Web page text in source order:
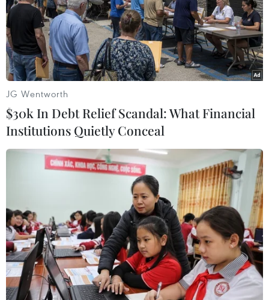
Triển khai toàn diện chính
sách đối với người Việt Nam
ở nước ngoài
Theo dõi VietnamPlus
Sau hơn 3 năm thực hiện Chỉ thị 45-CT/TW, công
tác người Việt Nam ở nước ngoài cần tiếp tục
được triển khai toàn diện và mạnh mẽ hơn, phát
huy nguồn lực to lớn của đồng bào ta ở nước
ngoài.
JG Wentworth
$30k In Debt Relief Scandal: What Financial
Institutions Quietly Conceal